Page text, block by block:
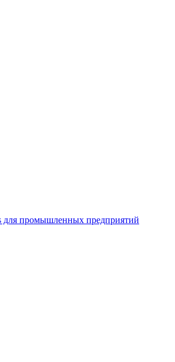
для промышленных предприятий